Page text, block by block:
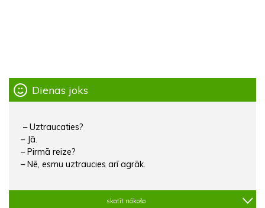
Dienas joks
– Uztraucaties?
– Jā.
– Pirmā reize?
– Nē, esmu uztraucies arī agrāk.
skatīt nākošo